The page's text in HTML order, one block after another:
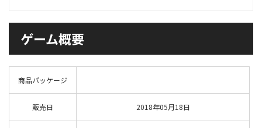
ゲーム概要
商品パッケージ
販売日 2018年05月18日